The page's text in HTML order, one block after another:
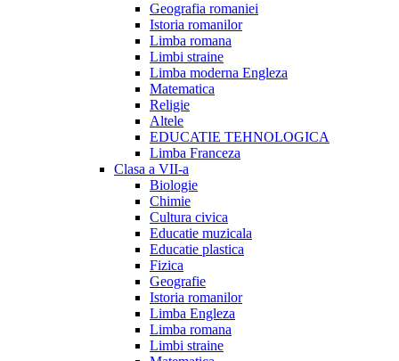
Geografia romaniei
Istoria romanilor
Limba romana
Limbi straine
Limba moderna Engleza
Matematica
Religie
Altele
EDUCATIE TEHNOLOGICA
Limba Franceza
Clasa a VII-a
Biologie
Chimie
Cultura civica
Educatie muzicala
Educatie plastica
Fizica
Geografie
Istoria romanilor
Limba Engleza
Limba romana
Limbi straine